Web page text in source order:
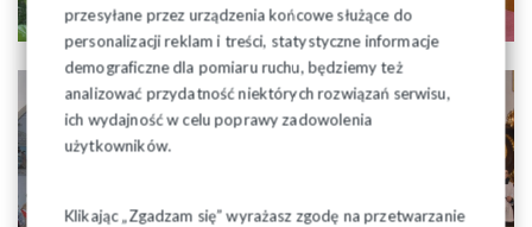
przesyłane przez urządzenia końcowe służące do
personalizacji reklam i treści, statystyczne informacje
demograficzne dla pomiaru ruchu, będziemy też
analizować przydatność niektórych rozwiązań serwisu,
ich wydajność w celu poprawy zadowolenia
użytkowników.
Klikając „Zgadzam się” wyrażasz zgodę na przetwarzanie